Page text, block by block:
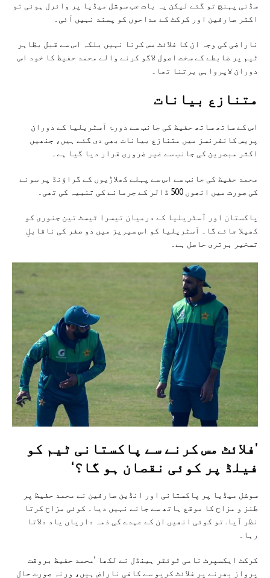
سڈنی پہنچ تو گئے لیکن یہ بات جب سوشل میڈیا پر وائرل ہوئی تو
اکثر صارفین اور کرکٹ کے مداحوں کو پسند نہیں آئی۔
ناراضی کی وجہ ان کا فلائٹ مس کرنا نہیں بلکہ اس سے قبل بظاہر
ٹیم پر ضابطے کے سخت اصول لاگو کرنے والے محمد حفیظ کا خود اس
دوران لاپرواہی برتنا تھا۔
متنازع بیانات
اس کے ساتھ ساتھ حفیظ کی جانب سے دورۂ آسٹریلیا کے دوران
پریس کانفرنسز میں متنازع بیانات بھی دی گئے ہیں، جنھیں
اکثر مبصرین کی جانب سے غیر ضروری قرار دیا گیا ہے۔
محمد حفیظ کی جانب سے اس سے پہلے کھلاڑیوں کے گراؤنڈ پر سونے
کی صورت میں انھوں 500 ڈالر کے جرمانے کی تنبیہ کی تھی۔
پاکستان اور آسٹریلیا کے درمیان تیسرا ٹیسٹ تین جنوری کو
کھیلا جائے گا۔ آسٹریلیا کو اس سیریز میں دو صفر کی ناقابلِ
تسخیر برتری حاصل ہے۔
’فلائٹ مس کرنے سے پاکستانی ٹیم کو
فیلڈ پر کوئی نقصان ہو گا؟‘
سوشل میڈیا پر پاکستانی اور انڈین صارفین نے محمد حفیظ پر
طنز و مزاح کا موقع ہاتھ سے جانے نہیں دیا۔ کوئی مزاح کرتا
نظر آیا. تو کوئی انھیں ان کے عہدے کی ذمہ داریاں یاد دلاتا
رہا۔
کرکٹ ایکسپرٹ نامی ٹوئٹر ہینڈل نے لکھا ’محمد حفیظ بروقت
پرواز بھرنے پر فلائٹ کریو سے کافی ناراض ہیں، ورنہ صورت حال